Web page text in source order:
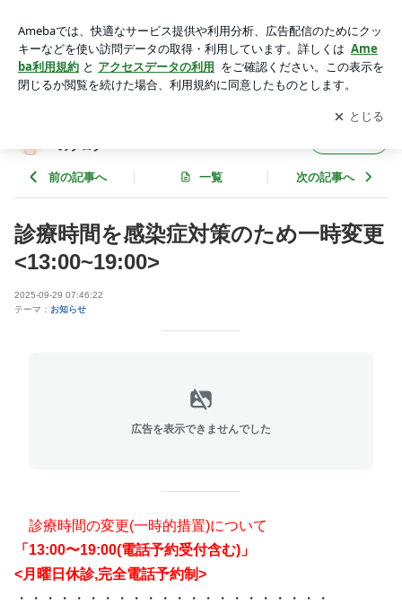
くらクリニック インフォメーションのブログ
アプリをダウンロードして ブログの更新通知
を受け取りまし
ょう。
開く
のブログ
前の記事へ 一覧 次の記事へ
診療時間を感染症対策のため一時変更
<13:00~19:00>
2025-09-29 07:46:22
テーマ： お知らせ
広告を表示できませんでした
診療時間の変更(一時的措置)について
「13:00〜19:00(電話予約受付含む)」
<月曜日休診,完全電話予約制>
・・・・・・・・・・・・・・・・・・・・・・